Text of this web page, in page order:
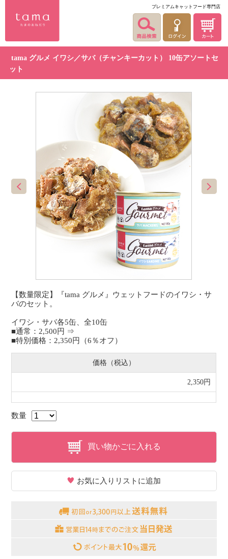
プレミアムキャットフード専門店
tama グルメ イワシ／サバ（チャンキーカット） 10缶アソートセ
ット
【数量限定】『tama グルメ』ウェットフードのイワシ・サ
バのセット。
イワシ・サバ各5缶、全10缶
■通常：2,500円 ⇒
■特別価格：2,350円（6％オフ）
価格（税込）
2,350円
数量
買い物かごに入れる
お気に入りリストに追加